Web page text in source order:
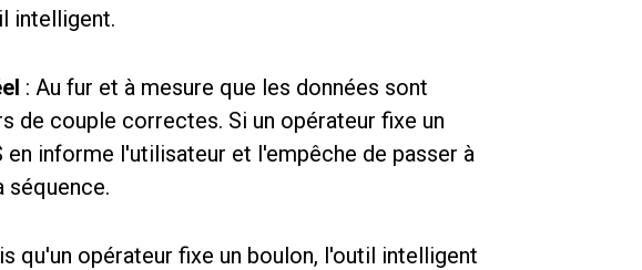
intelligent.
: Au fur et à mesure que les données sont
de couple correctes. Si un opérateur fixe un
informe l'utilisateur et l'empêche de passer à
séquence.
qu'un opérateur fixe un boulon, l'outil intelligent